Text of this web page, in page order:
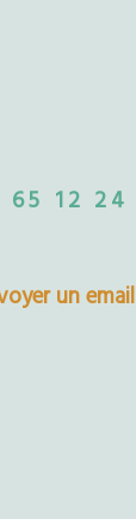
12 24
un email